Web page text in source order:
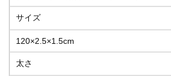
サイズ
120×2.5×1.5cm
太さ